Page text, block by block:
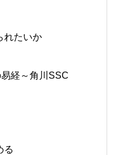
れたいか
経～角川SSC
る